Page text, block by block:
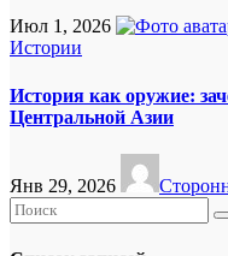
Июл 1, 2026
Истории
История как оружие:
Центральной Азии
Янв 29, 2026